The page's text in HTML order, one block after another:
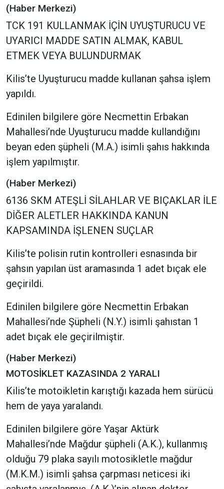
(Haber Merkezi)
TCK 191 KULLANMAK İÇİN UYUŞTURUCU VE
UYARICI MADDE SATIN ALMAK, KABUL
ETMEK VEYA BULUNDURMAK
Kilis’te Uyuşturucu madde kullanan şahsa işlem
yapıldı.
Edinilen bilgilere göre Necmettin Erbakan
Mahallesi’nde Uyuşturucu madde kullandığını
beyan eden şüpheli (M.A.) isimli şahıs hakkında
işlem yapılmıştır.
(Haber Merkezi)
6136 SKM ATEŞLİ SİLAHLAR VE BIÇAKLAR İLE
DİĞER ALETLER HAKKINDA KANUN
KAPSAMINDA İŞLENEN SUÇLAR
Kilis’te polisin rutin kontrolleri esnasında bir
şahsın yapılan üst aramasında 1 adet bıçak ele
geçirildi.
Edinilen bilgilere göre Necmettin Erbakan
Mahallesi’nde Şüpheli (N.Y.) isimli şahıstan 1
adet bıçak ele geçirilmiştir.
(Haber Merkezi)
MOTOSİKLET KAZASINDA 2 YARALI
Kilis’te motoikletin karıştığı kazada hem sürücü
hem de yaya yaralandı.
Edinilen bilgilere göre Yaşar Aktürk
Mahallesi’nde Mağdur şüpheli (A.K.), kullanmış
olduğu 79 plaka sayılı motosikletle mağdur
(M.K.M.) isimli şahsa çarpması neticesi iki